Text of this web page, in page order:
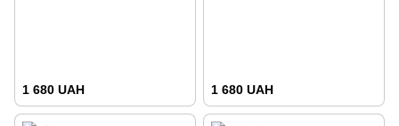
1 680 UAH 1 680 UAH